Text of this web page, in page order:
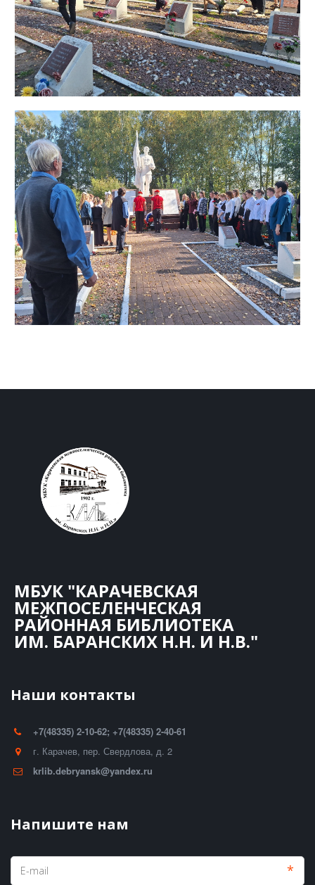
МБУК "КАРАЧЕВСКАЯ
МЕЖПОСЕЛЕНЧЕСКАЯ
РАЙОННАЯ БИБЛИОТЕКА
ИМ. БАРАНСКИХ Н.Н. И Н.В."
Наши контакты
+7(48335) 2-10-62; +7(48335) 2-40-61
г. Карачев, пер. Свердлова, д. 2
krlib.debryansk@yandex.ru
Напишите нам
*